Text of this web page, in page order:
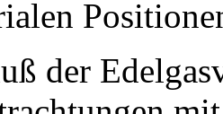
der